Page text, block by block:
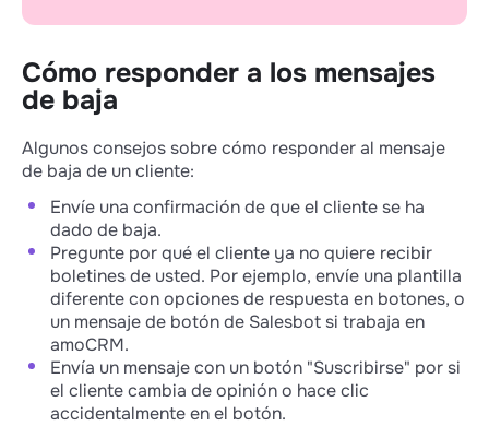
Cómo responder a los mensajes
de baja
Algunos consejos sobre cómo responder al mensaje
de baja de un cliente:
Envíe una confirmación de que el cliente se ha
dado de baja.
Pregunte por qué el cliente ya no quiere recibir
boletines de usted. Por ejemplo, envíe una plantilla
diferente con opciones de respuesta en botones, o
un mensaje de botón de Salesbot si trabaja en
amoCRM.
Envía un mensaje con un botón "Suscribirse" por si
el cliente cambia de opinión o hace clic
accidentalmente en el botón.